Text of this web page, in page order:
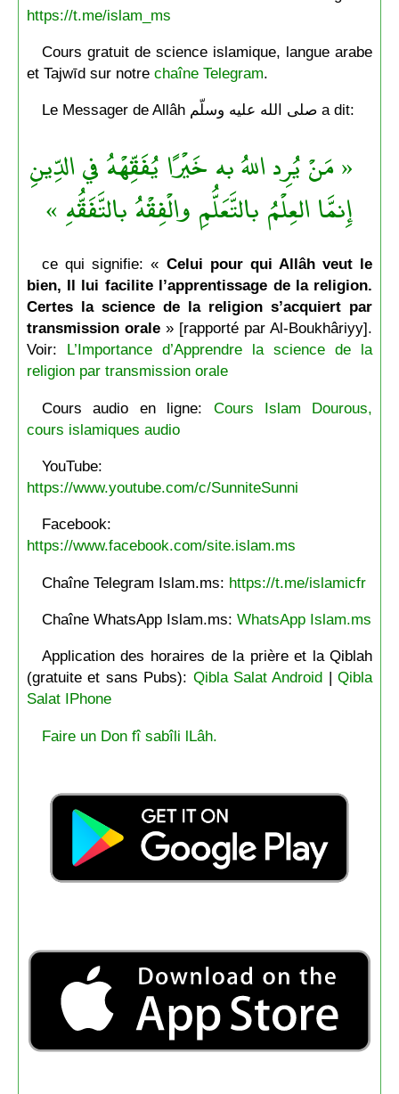
https://t.me/islam_ms
Cours gratuit de science islamique, langue arabe
et Tajwīd sur notre chaîne Telegram.
Le Messager de Allâh صلى الله عليه وسلّم a dit:
« مَنْ يُرِد اللهُ به خَيْرًا يُفَقِّهْهُ في الدِّينِ
إِنمَّا العِلْمُ بالتَّعَلُّمِ والْفِقْهُ بالتَّفَقُّهِ »
ce qui signifie: « Celui pour qui Allâh veut le
bien, Il lui facilite l’apprentissage de la religion.
Certes la science de la religion s’acquiert par
transmission orale» [rapporté par Al-Boukhâriyy].
Voir: L’Importance d’Apprendre la science de la
religion par transmission orale
Cours audio en ligne: Cours Islam Dourous,
cours islamiques audio
YouTube:
https://www.youtube.com/c/SunniteSunni
Facebook:
https://www.facebook.com/site.islam.ms
Chaîne Telegram Islam.ms: https://t.me/islamicfr
Chaîne WhatsApp Islam.ms: WhatsApp Islam.ms
Application des horaires de la prière et la Qiblah
(gratuite et sans Pubs): Qibla Salat Android |Qibla
Salat IPhone
Faire un Don fî sabîli lLâh.